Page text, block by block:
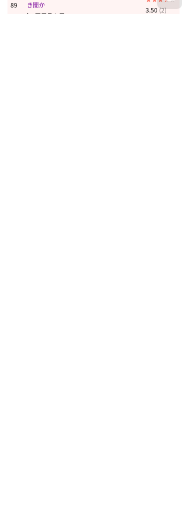
89
き闇か
by マエストロ
3.50(2)